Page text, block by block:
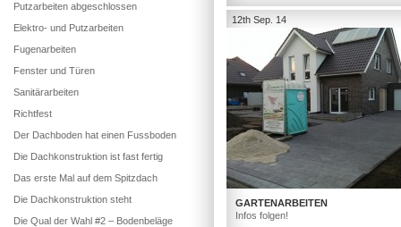
12th Sep. 14
GARTENARBEITEN
Infos folgen!
Putzarbeiten abgeschlossen
Elektro- und Putzarbeiten
Fugenarbeiten
Fenster und Türen
Sanitärarbeiten
Richtfest
Der Dachboden hat einen Fussboden
Die Dachkonstruktion ist fast fertig
Das erste Mal auf dem Spitzdach
Die Dachkonstruktion steht
Die Qual der Wahl #2 – Bodenbeläge